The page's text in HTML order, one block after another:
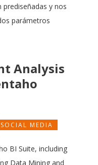
y nos
parámetros
Analysis
SOCIAL MEDIA
BI Suite, including
Data Mining and